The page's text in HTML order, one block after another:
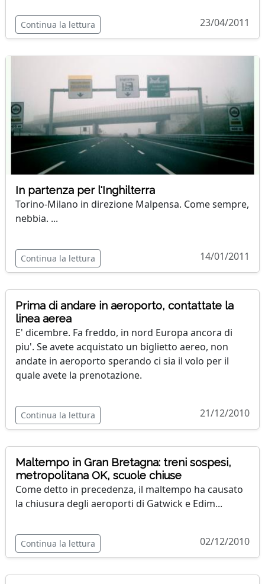
Continua la lettura 23/04/2011
In partenza per l'Inghilterra
Torino-Milano in direzione Malpensa. Come sempre,
nebbia. ...
Continua la lettura 14/01/2011
Prima di andare in aeroporto, contattate la
linea aerea
E' dicembre. Fa freddo, in nord Europa ancora di
piu'. Se avete acquistato un biglietto aereo, non
andate in aeroporto sperando ci sia il volo per il
quale avete la prenotazione.
Continua la lettura 21/12/2010
Maltempo in Gran Bretagna: treni sospesi,
metropolitana OK, scuole chiuse
Come detto in precedenza, il maltempo ha causato
la chiusura degli aeroporti di Gatwick e Edim...
Continua la lettura 02/12/2010